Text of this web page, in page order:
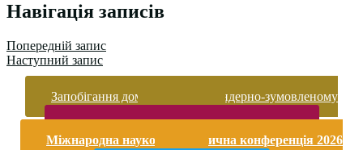
Навігація записів
Попередній запис
Наступний запис
Запобігання домашньому та гендерно-зумовленому
Міжнародна науково-практична конференція 2026